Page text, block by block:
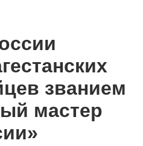
званием
мастер